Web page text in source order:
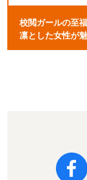
校閲ガールの至
凛とした女性が